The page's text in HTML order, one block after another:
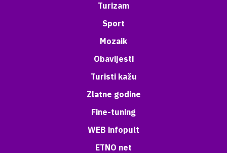
Turizam
Sport
Mozaik
Obavijesti
Turisti kažu
Zlatne godine
Fine-tuning
WEB infopult
ETNO net